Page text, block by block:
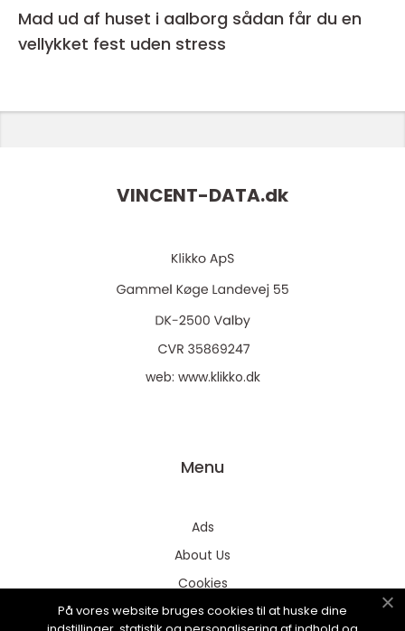
Mad ud af huset i aalborg sådan får du en
vellykket fest uden stress
VINCENT-DATA.dk
web: www.klikko.dk
Menu
Ads
About Us
Cookies
Contact
På vores website bruges cookies til at huske dine